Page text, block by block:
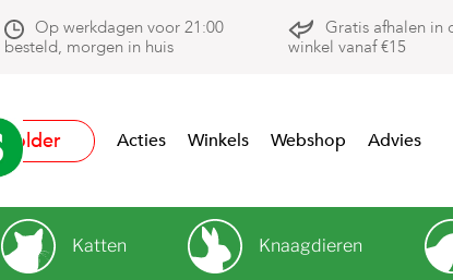
Op werkdagen voor 21:00
besteld, morgen in huis
Gratis afhalen in
winkel vanaf €15
Folder Acties Winkels Webshop Advies
Katten Knaagdieren